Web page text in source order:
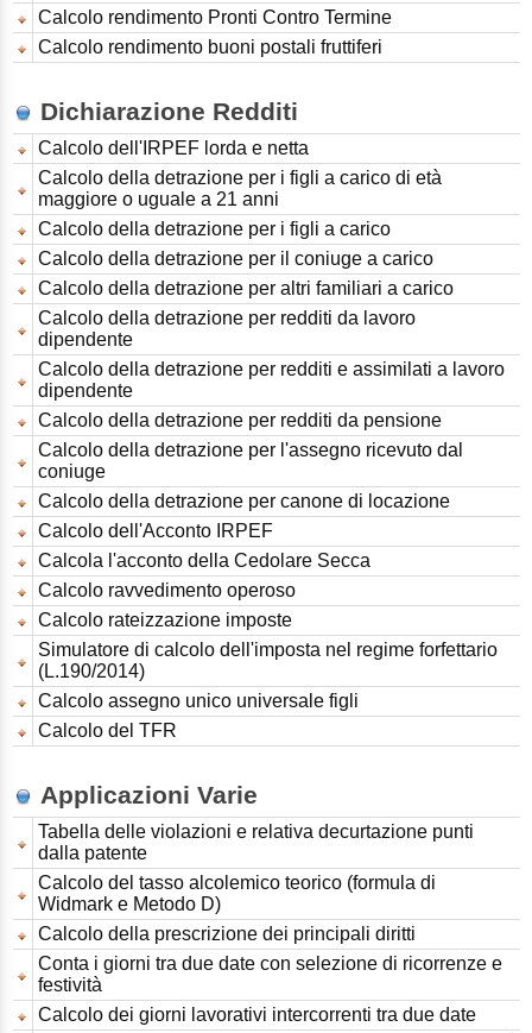
Calcolo rendimento Pronti Contro Termine
Calcolo rendimento buoni postali fruttiferi
Dichiarazione Redditi
Calcolo dell'IRPEF lorda e netta
Calcolo della detrazione per i figli a carico di età
maggiore o uguale a 21 anni
Calcolo della detrazione per i figli a carico
Calcolo della detrazione per il coniuge a carico
Calcolo della detrazione per altri familiari a carico
Calcolo della detrazione per redditi da lavoro
dipendente
Calcolo della detrazione per redditi e assimilati a lavoro
dipendente
Calcolo della detrazione per redditi da pensione
Calcolo della detrazione per l'assegno ricevuto dal
coniuge
Calcolo della detrazione per canone di locazione
Calcolo dell'Acconto IRPEF
Calcola l'acconto della Cedolare Secca
Calcolo ravvedimento operoso
Calcolo rateizzazione imposte
Simulatore di calcolo dell'imposta nel regime forfettario
(L.190/2014)
Calcolo assegno unico universale figli
Calcolo del TFR
Applicazioni Varie
Tabella delle violazioni e relativa decurtazione punti
dalla patente
Calcolo del tasso alcolemico teorico (formula di
Widmark e Metodo D)
Calcolo della prescrizione dei principali diritti
Conta i giorni tra due date con selezione di ricorrenze e
festività
Calcolo dei giorni lavorativi intercorrenti tra due date